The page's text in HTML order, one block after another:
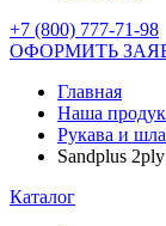
+7 (800) 777-71-98
ОФОРМИТЬ
Главная
Наша
Рукава и
Sandplus
Каталог